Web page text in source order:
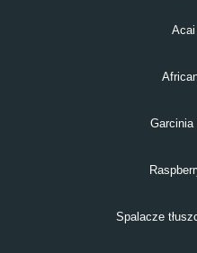
Garcinia
Spalacze